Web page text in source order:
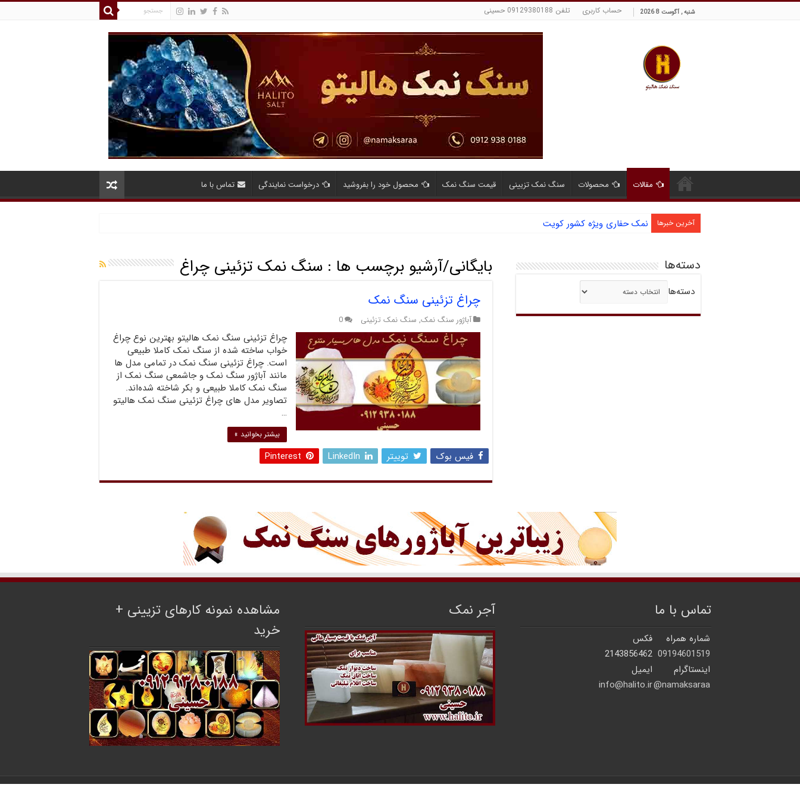
شنبه , آگوست 8 2026 حساب کاربری تلفن 09129380188 حسینی
مقالات محصولات سنگ نمک تزیینی قیمت سنگ نمک محصول خود را بفروشید درخواست نمایندگی تماس با ما
آخرین خبرها نمک حفاری ویژه کشور کویت
بایگانی/آرشیو برچسب ها : سنگ نمک تزئینی چراغ
چراغ تزئینی سنگ نمک
آباژور سنگ نمک, سنگ نمک تزئینی 0
چراغ تزئینی سنگ نمک هالیتو بهترین نوع چراغ
خواب ساخته شده از سنگ نمک کاملا طبیعی
است. چراغ تزئینی سنگ نمک در تمامی مدل ها
مانند آباژور سنگ نمک و جاشمعی سنگ نمک از
سنگ نمک کاملا طبیعی و بکر شاخته شده‌اند.
تصاویر مدل های چراغ تزئینی سنگ نمک هالیتو
…
بیشتر بخوانید »
فیس بوک توییتر LinkedIn
Pinterest
دسته‌ها
دسته‌ها
تماس با ما
شماره همراه
فکس
09194601519
2143856462
اینستاگرام
ایمیل
namaksaraa@
info@halito.ir
آجر نمک
مشاهده نمونه کارهای تزیینی +
خرید